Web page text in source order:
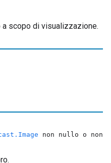
scopo di visualizzazione.
non nullo o non